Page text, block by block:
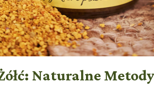
Naturalne